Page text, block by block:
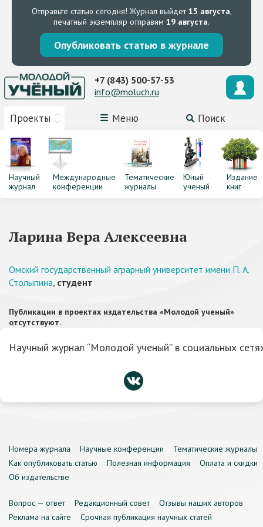
Отправьте статью сегодня! Журнал выйдет15 августа,
печатный экземпляр отправим 19 августа.
Опубликовать статью в журнале
Проекты Меню Поиск
+7 (843) 500-57-53
info@moluch.ru
Научный
журнал
Международные
конференции
Тематические
журналы
Юный
ученый
Издание
книг
Ларина Вера Алексеевна
Омский государственный аграрный университет имени П. А.
Столыпина, студент
Публикации в проектах издательства «Молодой ученый»
отсутствуют.
Научный журнал “Молодой ученый” в социальных
Номера журнала Научные конференции
Тематические журналы
Как опубликовать статью
Полезная информация
Оплата и скидки
Об издательстве
Вопрос — ответ Редакционный совет
Отзывы наших авторов
Реклама на сайте
Срочная публикация научных статей